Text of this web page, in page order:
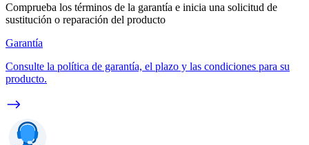
Comprueba los términos de la garantía e inicia una solicitud de
sustitución o reparación del producto
Garantía
Consulte la política de garantía, el plazo y las condiciones para su
producto.